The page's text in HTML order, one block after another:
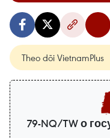
Theo dõi VietnamPlus
79-NQ/TW о